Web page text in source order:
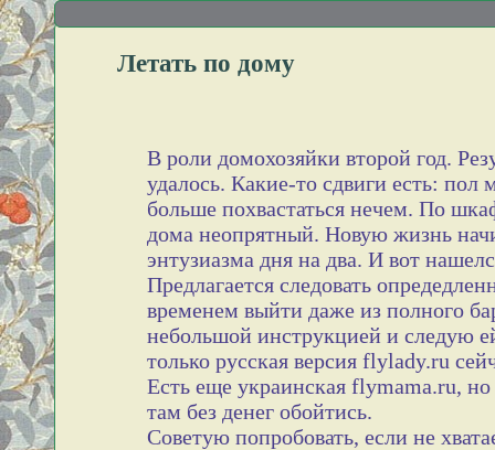
Летать по дому
В роли домохозяйки второй год.
удалось. Какие-то сдвиги есть:
больше похвастаться нечем. По
дома неопрятный. Новую жизнь
энтузиазма дня на два. И вот
Предлагается следовать
временем выйти даже из полного
небольшой инструкцией и следую
только русская версия flylady.ru
Есть еще украинская flymama.ru,
там без денег обойтись.
Советую попробовать, если не